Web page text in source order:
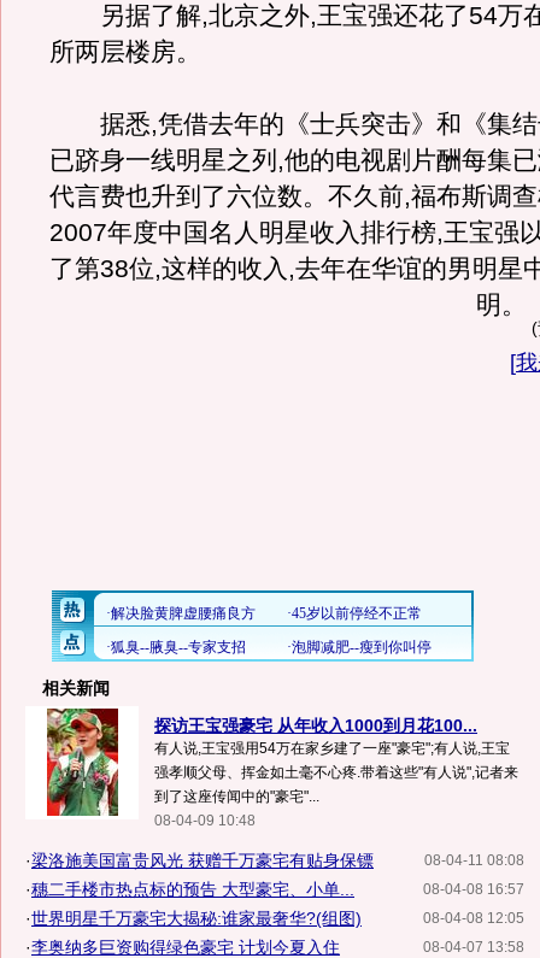
另据了解,北京之外,王宝强还花了54万
所两层楼房。
据悉,凭借去年的《士兵突击》和《集结
已跻身一线明星之列,他的电视剧片酬每集
代言费也升到了六位数。不久前,福布斯调
2007年度中国名人明星收入排行榜,王宝强
了第38位,这样的收入,去年在华谊的男明星
明。
[
相关新闻
探访王宝强豪宅 从年收入1000到月花100...
有人说,王宝强用54万在家乡建了一座"豪宅";有人说,王宝
强孝顺父母、挥金如土毫不心疼.带着这些"有人说",记者来
到了这座传闻中的"豪宅"...
08-04-09 10:48
08-04-11 08:08
·梁洛施美国富贵风光 获赠千万豪宅有贴身保镖
08-04-08 16:57
·穗二手楼市热点标的预告 大型豪宅、小单...
08-04-08 12:05
·世界明星千万豪宅大揭秘:谁家最奢华?(组图)
08-04-07 13:58
·李奥纳多巨资购得绿色豪宅 计划今夏入住